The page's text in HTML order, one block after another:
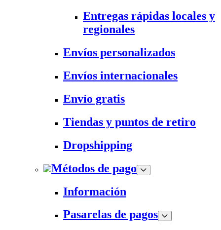
Entregas rápidas locales y
regionales
Envíos personalizados
Envíos internacionales
Envío gratis
Tiendas y puntos de retiro
Dropshipping
Métodos de pago
Información
Pasarelas de pagos